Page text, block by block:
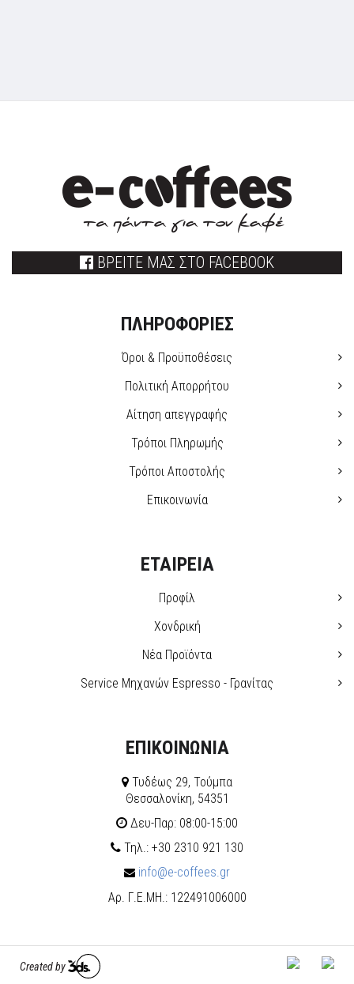
ΒΡΕΙΤΕ ΜΑΣ ΣΤΟ FACEBOOK
ΠΛΗΡΟΦΟΡΙΕΣ
Όροι & Προϋποθέσεις
Πολιτική Απορρήτου
Αίτηση απεγγραφής
Τρόποι Πληρωμής
Τρόποι Αποστολής
Επικοινωνία
ΕΤΑΙΡΕΙΑ
Προφίλ
Χονδρική
Νέα Προϊόντα
Service Μηχανών Espresso - Γρανίτας
ΕΠΙΚΟΙΝΩΝΙΑ
Τυδέως 29, Τούμπα
Θεσσαλονίκη, 54351
Δευ-Παρ: 08:00-15:00
Τηλ.: +30 2310 921 130
info@e-coffees.gr
Αρ. Γ.Ε.ΜΗ.: 122491006000
Created by